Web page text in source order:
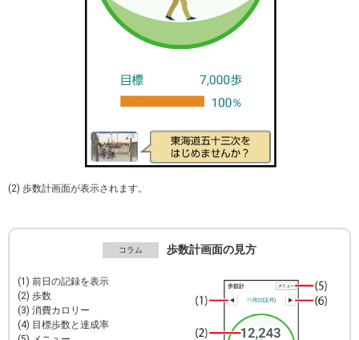
(2) 歩数計画面が表示されます。
歩数計画面の見方
(1) 前日の記録を表示
(2) 歩数
(3) 消費カロリー
(4) 目標歩数と達成率